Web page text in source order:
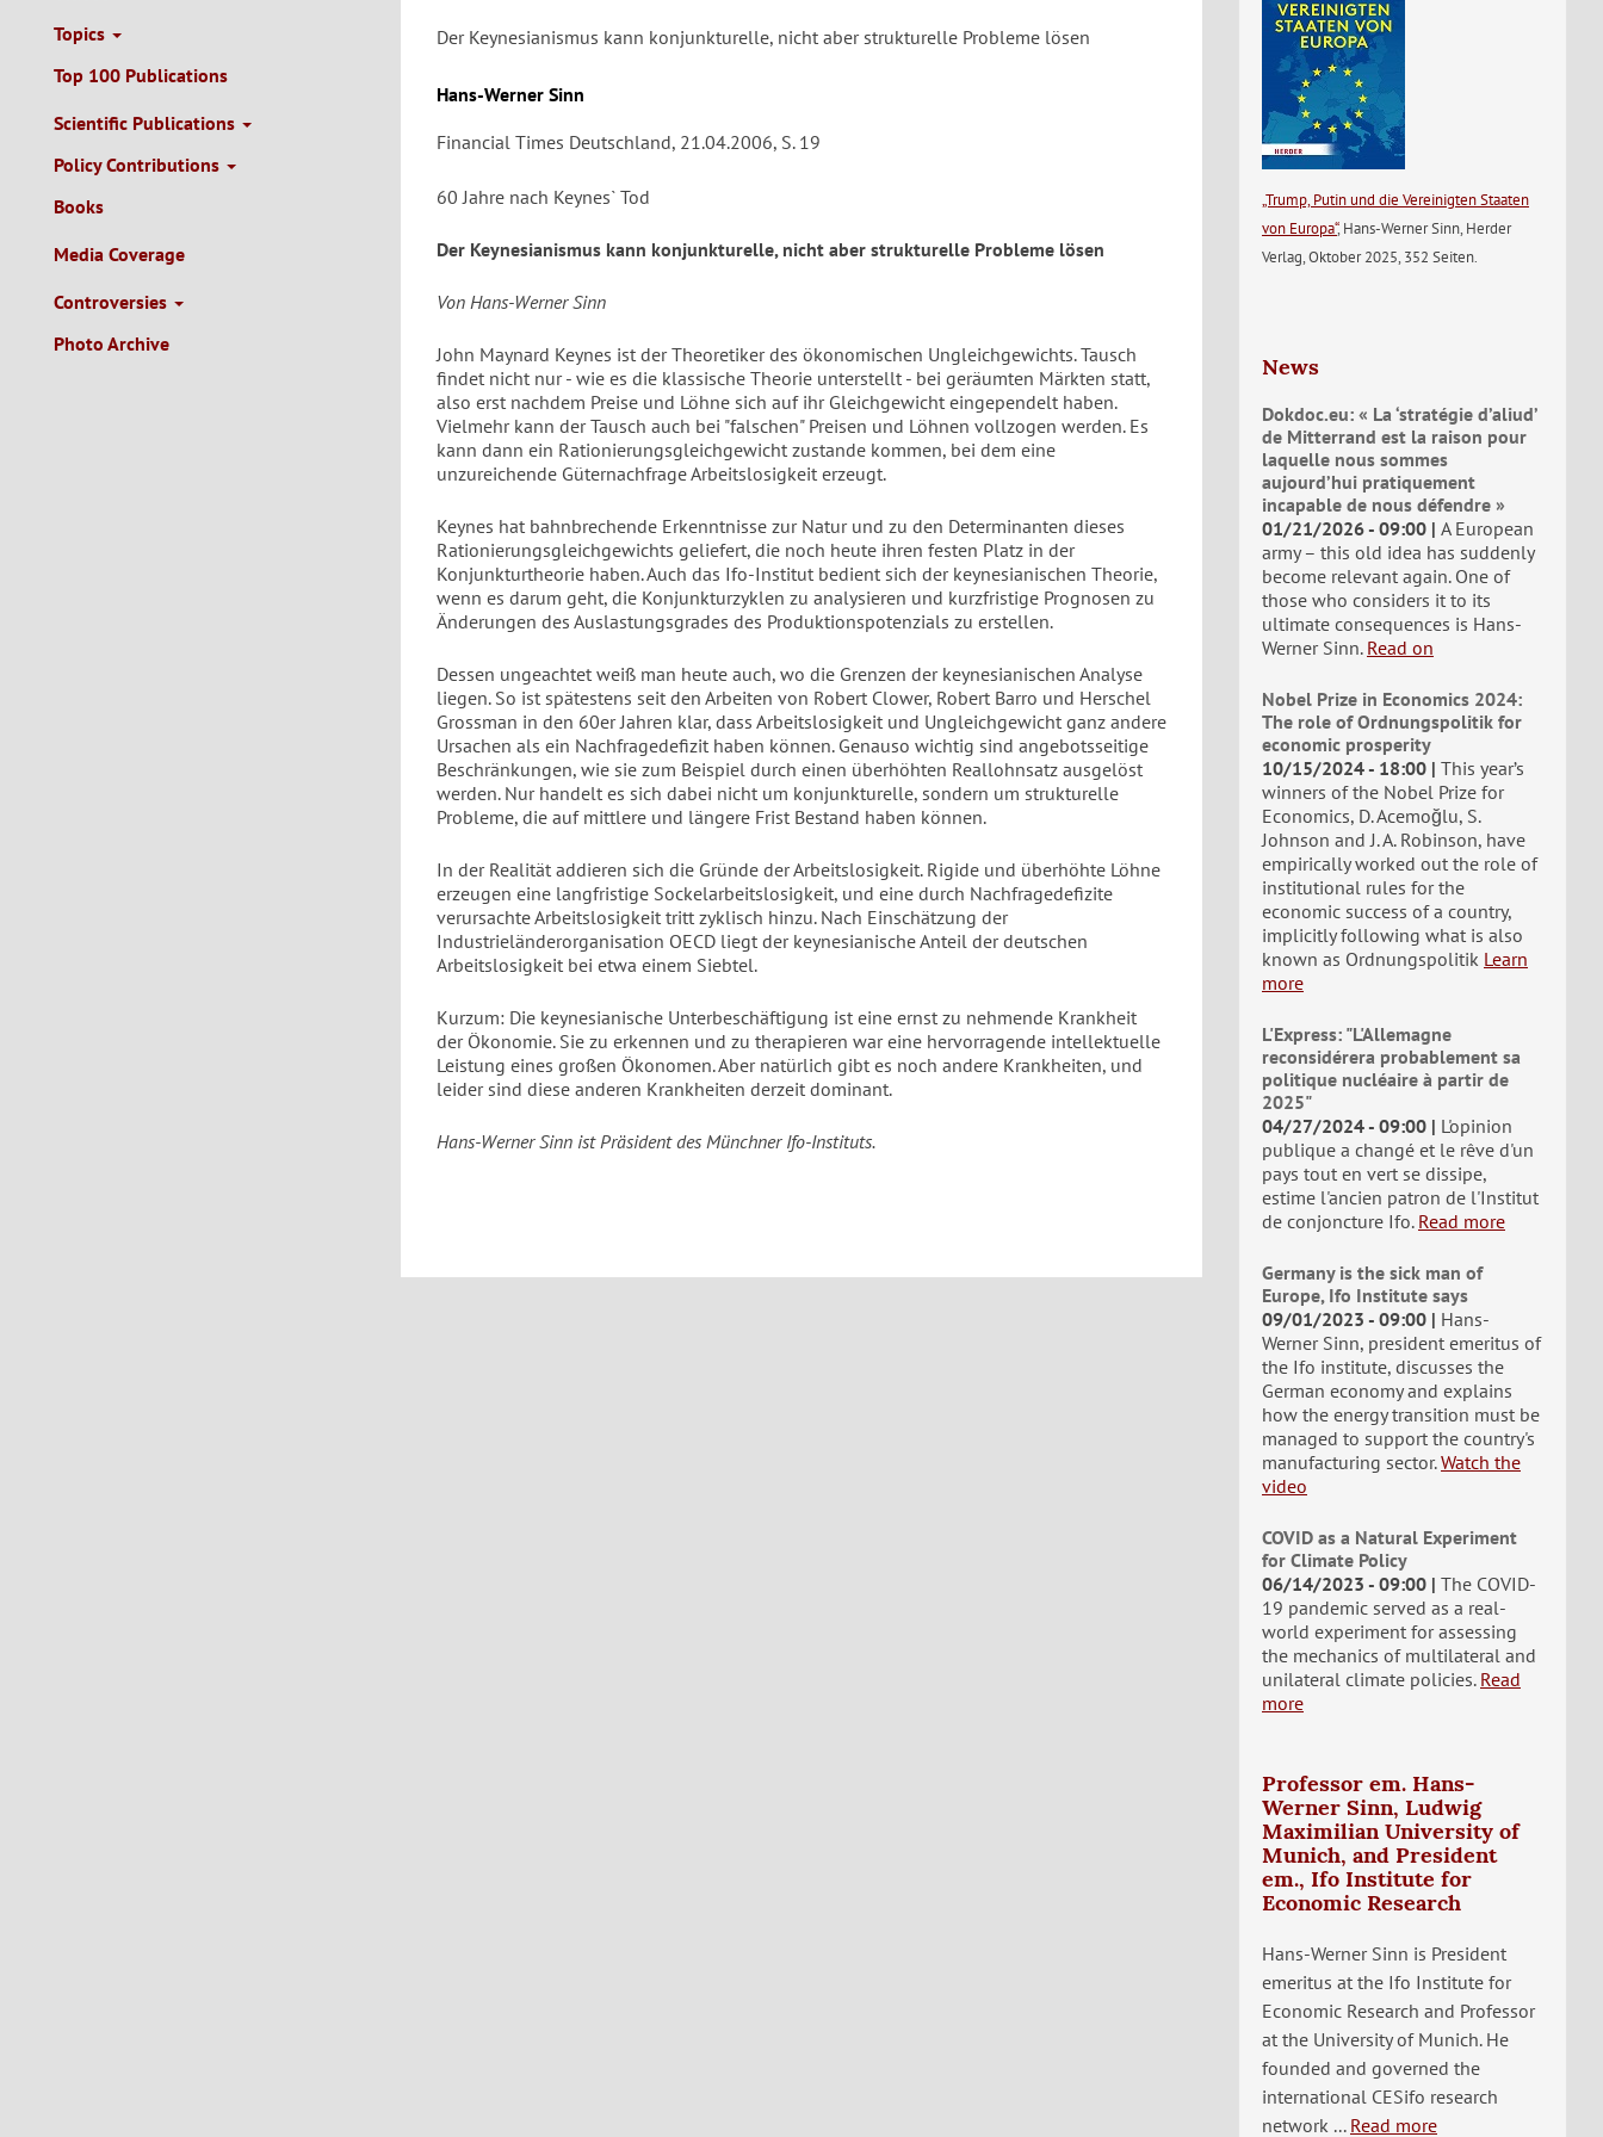
Topics
Top 100 Publications
Scientific Publications
Policy Contributions
Books
Media Coverage
Controversies
Photo Archive
Der Keynesianismus kann konjunkturelle, nicht aber strukturelle Probleme lösen
Autor/en
Hans-Werner Sinn
Financial Times Deutschland, 21.04.2006, S. 19
60 Jahre nach Keynes` Tod
Der Keynesianismus kann konjunkturelle, nicht aber strukturelle Probleme lösen
Von Hans-Werner Sinn
John Maynard Keynes ist der Theoretiker des ökonomischen Ungleichgewichts. Tausch
findet nicht nur - wie es die klassische Theorie unterstellt - bei geräumten Märkten statt,
also erst nachdem Preise und Löhne sich auf ihr Gleichgewicht eingependelt haben.
Vielmehr kann der Tausch auch bei "falschen" Preisen und Löhnen vollzogen werden. Es
kann dann ein Rationierungsgleichgewicht zustande kommen, bei dem eine
unzureichende Güternachfrage Arbeitslosigkeit erzeugt.
Keynes hat bahnbrechende Erkenntnisse zur Natur und zu den Determinanten dieses
Rationierungsgleichgewichts geliefert, die noch heute ihren festen Platz in der
Konjunkturtheorie haben. Auch das Ifo-Institut bedient sich der keynesianischen Theorie,
wenn es darum geht, die Konjunkturzyklen zu analysieren und kurzfristige Prognosen zu
Änderungen des Auslastungsgrades des Produktionspotenzials zu erstellen.
Dessen ungeachtet weiß man heute auch, wo die Grenzen der keynesianischen Analyse
liegen. So ist spätestens seit den Arbeiten von Robert Clower, Robert Barro und Herschel
Grossman in den 60er Jahren klar, dass Arbeitslosigkeit und Ungleichgewicht ganz andere
Ursachen als ein Nachfragedefizit haben können. Genauso wichtig sind angebotsseitige
Beschränkungen, wie sie zum Beispiel durch einen überhöhten Reallohnsatz ausgelöst
werden. Nur handelt es sich dabei nicht um konjunkturelle, sondern um strukturelle
Probleme, die auf mittlere und längere Frist Bestand haben können.
In der Realität addieren sich die Gründe der Arbeitslosigkeit. Rigide und überhöhte Löhne
erzeugen eine langfristige Sockelarbeitslosigkeit, und eine durch Nachfragedefizite
verursachte Arbeitslosigkeit tritt zyklisch hinzu. Nach Einschätzung der
Industrieländerorganisation OECD liegt der keynesianische Anteil der deutschen
Arbeitslosigkeit bei etwa einem Siebtel.
Kurzum: Die keynesianische Unterbeschäftigung ist eine ernst zu nehmende Krankheit
der Ökonomie. Sie zu erkennen und zu therapieren war eine hervorragende intellektuelle
Leistung eines großen Ökonomen. Aber natürlich gibt es noch andere Krankheiten, und
leider sind diese anderen Krankheiten derzeit dominant.
Hans-Werner Sinn ist Präsident des Münchner Ifo-Instituts.
„Trump, Putin und die Vereinigten Staaten
von Europa“, Hans-Werner Sinn, Herder
Verlag, Oktober 2025, 352 Seiten.
News
Dokdoc.eu: « La ‘stratégie d’aliud’
de Mitterrand est la raison pour
laquelle nous sommes
aujourd’hui pratiquement
incapable de nous défendre »
01/21/2026 - 09:00 A European
army – this old idea has suddenly
become relevant again. One of
those who considers it to its
ultimate consequences is Hans-
Werner Sinn. Read on
Nobel Prize in Economics 2024:
The role of Ordnungspolitik for
economic prosperity
10/15/2024 - 18:00 This year’s
winners of the Nobel Prize for
Economics, D. Acemoğlu, S.
Johnson and J. A. Robinson, have
empirically worked out the role of
institutional rules for the
economic success of a country,
implicitly following what is also
known as Ordnungspolitik Learn
more
L'Express: "L'Allemagne
reconsidérera probablement sa
politique nucléaire à partir de
2025"
04/27/2024 - 09:00
L'opinion
publique a changé et le rêve d'un
pays tout en vert se dissipe,
estime l'ancien patron de l'Institut
de conjoncture Ifo. Read more
Germany is the sick man of
Europe, Ifo Institute says
09/01/2023 - 09:00
Hans-
Werner Sinn, president emeritus of
the Ifo institute, discusses the
German economy and explains
how the energy transition must be
managed to support the country's
manufacturing sector. Watch the
video
COVID as a Natural Experiment
for Climate Policy
06/14/2023 - 09:00 The COVID-
19 pandemic served as a real-
world experiment for assessing
the mechanics of multilateral and
unilateral climate policies. Read
more
Professor em. Hans-
Werner Sinn, Ludwig
Maximilian University of
Munich, and President
em., Ifo Institute for
Economic Research
Hans-Werner Sinn is President
emeritus at the Ifo Institute for
Economic Research and Professor
at the University of Munich. He
founded and governed the
international CESifo research
network ... Read more